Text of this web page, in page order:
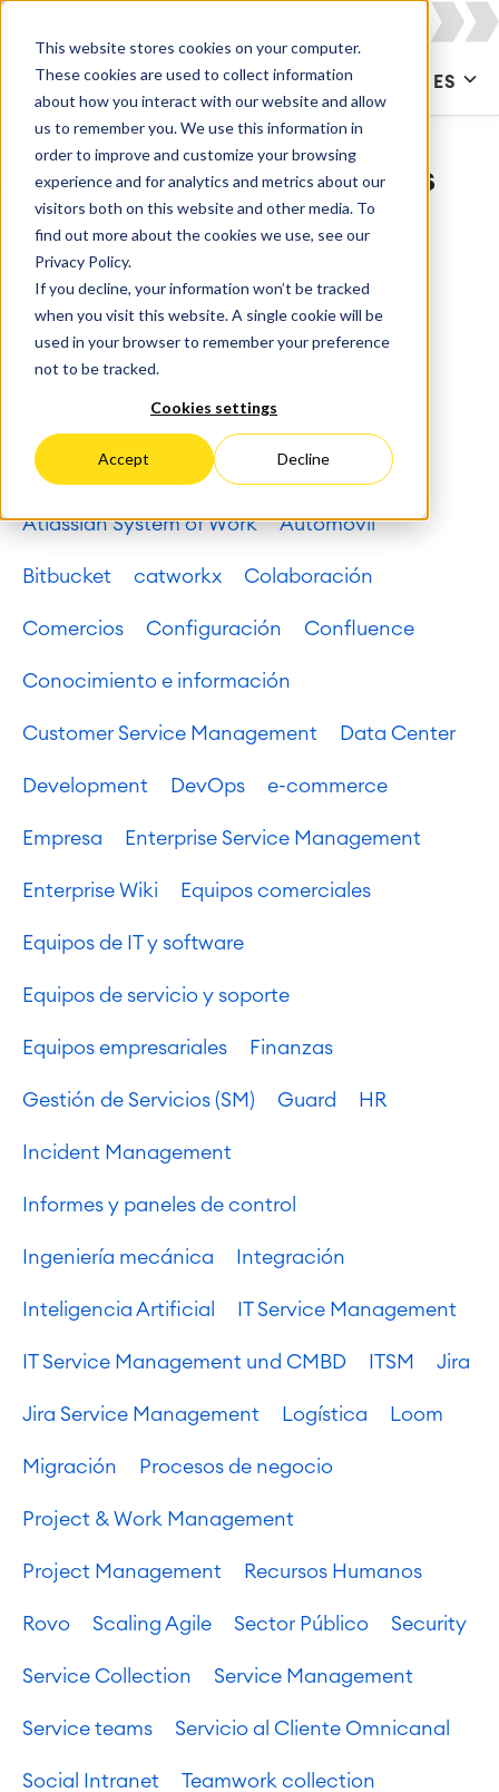
This website stores cookies on your computer.
These cookies are used to collect information
about how you interact with our website and allow
us to remember you. We use this information in
order to improve and customize your browsing
experience and for analytics and metrics about our
visitors both on this website and other media. To
find out more about the cookies we use, see our
Privacy Policy.
If you decline, your information won’t be tracked
when you visit this website. A single cookie will be
used in your browser to remember your preference
not to be tracked.
Cookies settings
Accept Decline
Agile & DevOps
Gestión de requisitos
Gestión de pruebas
Project & Work Management
Procesos empresariales
ERP Soluciones
Gestión del trabajo
Service Management
Gestión de servicios IT & CMDB
Gestión de servicios para
Gestión de activos
CONTACTAR ES
Whitepapers & Documents
All Adquisiciones Agile Development
Apps para Jira
Asset Management Atlassian Cloud
Atlassian Intelligence
Atlassian System of Work Automóvil
Bitbucket catworkx Colaboración
Comercios Configuración Confluence
Conocimiento e información
Customer Service Management Data Center
Development DevOps e-commerce
Empresa Enterprise Service Management
Enterprise Wiki Equipos comerciales
Equipos de IT y software
Equipos de servicio y soporte
Equipos empresariales Finanzas
Gestión de Servicios (SM) Guard HR
Incident Management
Informes y paneles de control
Ingeniería mecánica Integración
Inteligencia Artificial IT Service Management
IT Service Management und CMBD ITSM Jira
Jira Service Management Logística Loom
Migración Procesos de negocio
Project & Work Management
Project Management Recursos Humanos
Rovo Scaling Agile Sector Público Security
Service Collection Service Management
Service teams Servicio al Cliente Omnicanal
Social Intranet Teamwork collection